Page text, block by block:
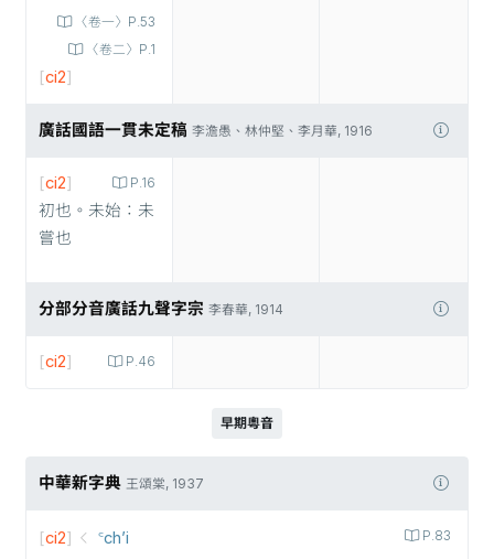
〈卷一〉P.53
〈卷二〉P.1
[ci2]
廣話國語一貫未定稿 李澹愚、林仲堅、李月華, 1916
P.16
[ci2]
初也。未始：未
嘗也
分部分音廣話九聲字宗 李春華, 1914
P.46
[ci2]
早期粵音
中華新字典 王頌棠, 1937
P.83
[ci2] ꜂ch’i